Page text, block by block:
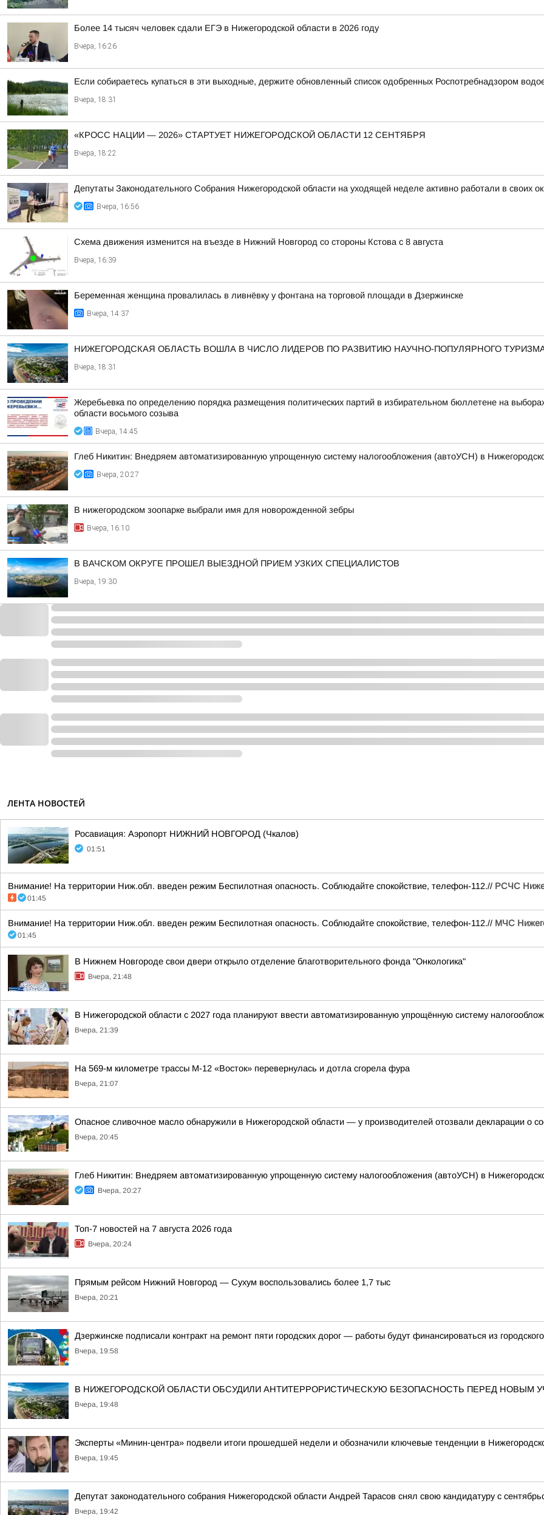
Более 14 тысяч человек сдали ЕГЭ в Нижегородской области в 2026 году
Вчера, 16:26
Если собираетесь купаться в эти выходные, держите обновленный список одобренных Роспотребнадзором
Вчера, 18:31
«КРОСС НАЦИИ — 2026» СТАРТУЕТ НИЖЕГОРОДСКОЙ ОБЛАСТИ 12 СЕНТЯБРЯ
Вчера, 18:22
Депутаты Законодательного Собрания Нижегородской области на уходящей неделе активно работали в своих
Вчера, 16:56
Схема движения изменится на въезде в Нижний Новгород со стороны Кстова с 8 августа
Вчера, 16:39
Беременная женщина провалилась в ливнёвку у фонтана на торговой площади в Дзержинске
Вчера, 14:37
НИЖЕГОРОДСКАЯ ОБЛАСТЬ ВОШЛА В ЧИСЛО ЛИДЕРОВ ПО РАЗВИТИЮ НАУЧНО-ПОПУЛЯРНОГО
Вчера, 18:31
Жеребьевка по определению порядка размещения политических партий в избирательном бюллетене на
области восьмого созыва
Вчера, 14:45
Глеб Никитин: Внедряем автоматизированную упрощенную систему налогообложения (автоУСН) в
Вчера, 20:27
В нижегородском зоопарке выбрали имя для новорожденной зебры
Вчера, 16:10
В ВАЧСКОМ ОКРУГЕ ПРОШЕЛ ВЫЕЗДНОЙ ПРИЕМ УЗКИХ СПЕЦИАЛИСТОВ
Вчера, 19:30
ЛЕНТА НОВОСТЕЙ
Росавиация: Аэропорт НИЖНИЙ НОВГОРОД (Чкалов)
01:51
Внимание! На территории Ниж.обл. введен режим Беспилотная опасность. Соблюдайте спокойствие, телефон-112.// РСЧС
01:45
Внимание! На территории Ниж.обл. введен режим Беспилотная опасность. Соблюдайте спокойствие, телефон-112.// МЧС
01:45
В Нижнем Новгороде свои двери открыло отделение благотворительного фонда "Онкологика"
Вчера, 21:48
В Нижегородской области с 2027 года планируют ввести автоматизированную упрощённую систему
Вчера, 21:39
На 569-м километре трассы М-12 «Восток» перевернулась и дотла сгорела фура
Вчера, 21:07
Опасное сливочное масло обнаружили в Нижегородской области — у производителей отозвали декларации о
Вчера, 20:45
Глеб Никитин: Внедряем автоматизированную упрощенную систему налогообложения (автоУСН) в
Вчера, 20:27
Топ-7 новостей на 7 августа 2026 года
Вчера, 20:24
Прямым рейсом Нижний Новгород — Сухум воспользовались более 1,7 тыс
Вчера, 20:21
Дзержинске подписали контракт на ремонт пяти городских дорог — работы будут финансироваться из
Вчера, 19:58
В НИЖЕГОРОДСКОЙ ОБЛАСТИ ОБСУДИЛИ АНТИТЕРРОРИСТИЧЕСКУЮ БЕЗОПАСНОСТЬ ПЕРЕД НОВЫМ
Вчера, 19:48
Эксперты «Минин-центра» подвели итоги прошедшей недели и обозначили ключевые тенденции в
Вчера, 19:45
Депутат законодательного собрания Нижегородской области Андрей Тарасов снял свою кандидатуру с
Вчера, 19:42